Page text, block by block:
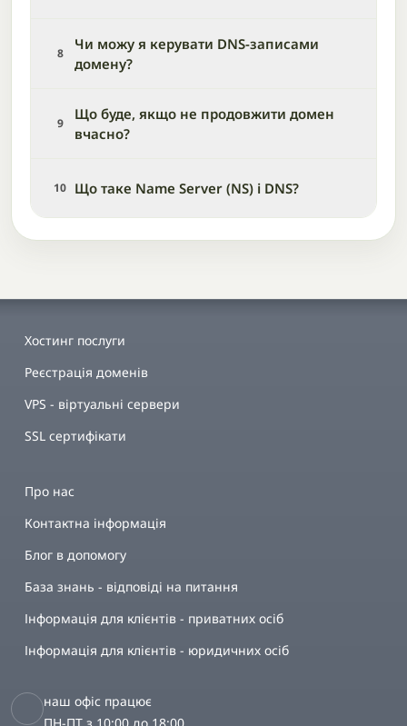
8
Чи можу я керувати DNS-записами
домену?
9
Що буде, якщо не продовжити домен
вчасно?
10 Що таке Name Server (NS) і DNS?
Хостинг послуги
Реєстрація доменів
VPS - віртуальні сервери
SSL сертифікати
Про нас
Контактна інформація
Блог в допомогу
База знань - відповіді на питання
Інформація для клієнтів - приватних осіб
Інформація для клієнтів - юридичних осіб
наш офіс працює